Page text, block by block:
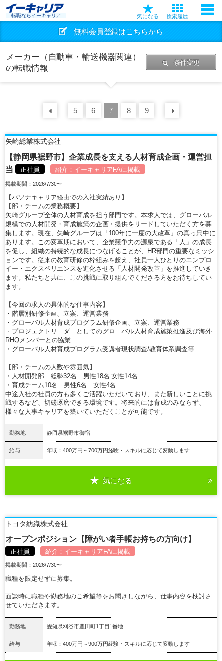
転職ならイーキャリア 気になる 検索履歴
無料会員登録はこちらから
メーカー（自動車・輸送機器関連）
の転職情報
条件変更
前の 30
5 6 7 8 9
矢崎総業株式会社
【静岡県裾野市】企業成長を支える人材育成企画・運営担
当
正社員 紹介： イーキャリアFAに掲載
掲載期間：2026/7/30〜
【パソナキャリア経由での入社実績あり】
【部・チームの業務概要】
矢崎グループ全体の人材育成を担う部門です。本求人では、グローバル
規模での人材開発・育成施策の企画・提供をリードしていただく方を募
集します。現在、矢崎グループは「100年に一度の大改革」の真っ只中に
あります。この変革期において、企業競争力の源泉である「人」の成長
を促し、組織の持続的な成長につなげることが、HR部門の重要なミッシ
ョンです。従来の教育研修の枠組みを超え、社員一人ひとりのエンプロ
イー・エクスペリエンスを進化させる「人材開発改革」を推進していき
ます。私たちと共に、この挑戦に取り組んでくださる方をお待ちしてい
ます。
【今回の求人の具体的な仕事内容】
・階層別研修企画、立案、運営業務
・グローバル人材育成プログラム研修企画、立案、運営業務
・プロジェクトリーダーとしてのグローバル人材育成施策推進及び海外
RHQメンバーとの協業
・グローバル人材育成プログラム受講者現状調査/教育体系調査等
【部・チームの人数や雰囲気】
・人材開発部 総勢32名 男性18名 女性14名
・育成チーム10名 男性6名 女性4名
中途入社の社員の方も多くご活躍いただいており、また新しいことに挑
戦するなど、切磋琢磨できる環境です。将来的には育成のみならず、
様々な人事キャリアを築いていただくことが可能です。
勤務地 静岡県裾野市御宿
給与 年収：400万円～700万円経験・スキルに応じて変動します
気になる
トヨタ紡織株式会社
オープンポジション【障がい者手帳お持ちの方向け】
正社員 紹介： イーキャリアFAに掲載
掲載期間：2026/7/30〜
職種を限定せずに募集。
面談時に職種や勤務地のご希望等をお聞きしながら、仕事内容を検討さ
せていただきます。
勤務地 愛知県刈谷市豊田町1丁目1番地
給与 年収：400万円～900万円経験・スキルに応じて変動します